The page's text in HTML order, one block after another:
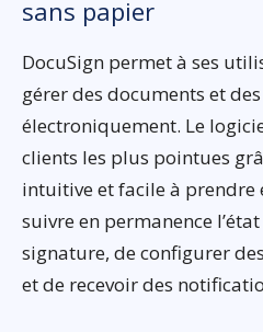
sans papier
DocuSign permet à ses
gérer des documents et
électroniquement. Le
clients les plus pointues
intuitive et facile à prendre
suivre en permanence
signature, de configurer
et de recevoir des